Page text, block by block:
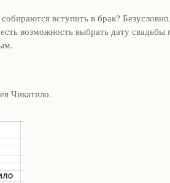
вступить в брак?
возможность выбрать дату свадьбы
Чикатило.